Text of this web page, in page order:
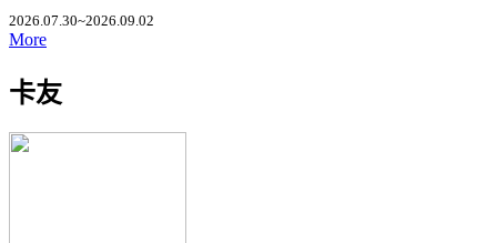
2026.07.30~2026.09.02
More
卡友